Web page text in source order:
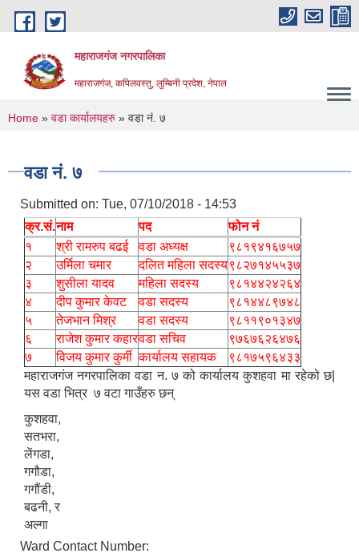
Skip to main content
महाराजगंज नगरपालिका
महाराजगंज, कपिलवस्तु, लुम्बिनी प्रदेश, नेपाल
You are here
Home » वडा कार्यालयहरु » वडा नं. ७
वडा नं. ७
Submitted on: Tue, 07/10/2018 - 14:53
क्र.सं.नाम पद
फोन नं
१
श्री रामरुप बढई वडा अध्यक्ष
९८१९४१६७५७
२
उर्मिला चमार दलित महिला सदस्य९८२७१४५५३७
३
शुसीला यादव महिला सदस्य
९८१४४२४२६४
४
दीप कुमार केवट वडा सदस्य
९८१४४८९७४८
५
तेजभान मिश्र वडा सदस्य
९८११९०१३४७
६
राजेश कुमार कहारवडा सचिव
९७६७६२६४७६
७
विजय कुमार कुर्मी कार्यालय सहायक
९८१७५९६४३३
महाराजगंज नगरपालिका वडा न. ७ को कार्यालय कुशहवा मा रहेको छ|
यस वडा भित्र ७ वटा गाउँहरु छन्
कुशहवा,
सतभरा,
लेंगडा,
गगौडा,
गगौंडी,
बढनी, र
अल्गा
Ward Contact Number: